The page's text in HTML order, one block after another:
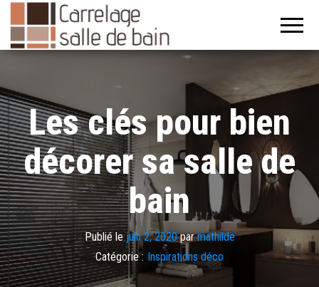
salle de
Les clés pour bien
décorer sa salle de
bain
Publié lejuin 2, 2020parmathilde
Catégorie : Inspirations déco